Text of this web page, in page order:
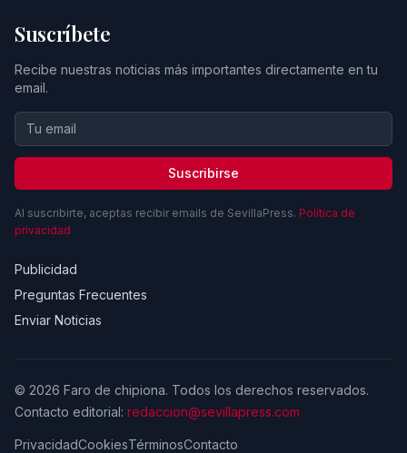
Suscríbete
Recibe nuestras noticias más importantes directamente en tu
email.
Suscribirse
Al suscribirte, aceptas recibir emails de SevillaPress. Política de
privacidad
Publicidad
Preguntas Frecuentes
Enviar Noticias
© 2026 Faro de chipiona. Todos los derechos reservados.
Contacto editorial: redaccion@sevillapress.com
PrivacidadCookiesTérminosContacto